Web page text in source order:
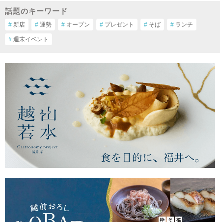
話題のキーワード
# 新店 # 運勢 # オープン # プレゼント # そば # ランチ
# 週末イベント